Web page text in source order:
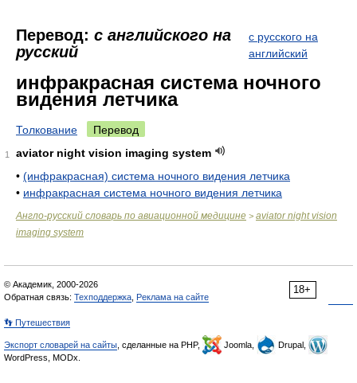
Перевод: с английского на
русский
с русского на
английский
инфракрасная система ночного
видения летчика
Толкование Перевод
1
aviator night vision imaging system
• (инфракрасная) система ночного видения летчика
• инфракрасная система ночного видения летчика
Англо-русский словарь по авиационной медицине > aviator night vision
imaging system
18+
© Академик, 2000-2026
Обратная связь: Техподдержка Реклама на сайте
👣 Путешествия
Экспорт словарей на сайты , сделанные на PHP, Joomla,
Drupal,
WordPress, MODx.